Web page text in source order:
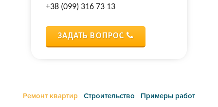
+38 (099) 316 73 13
ЗАДАТЬ ВОПРОС
Ремонт квартир Строительство Примеры работ